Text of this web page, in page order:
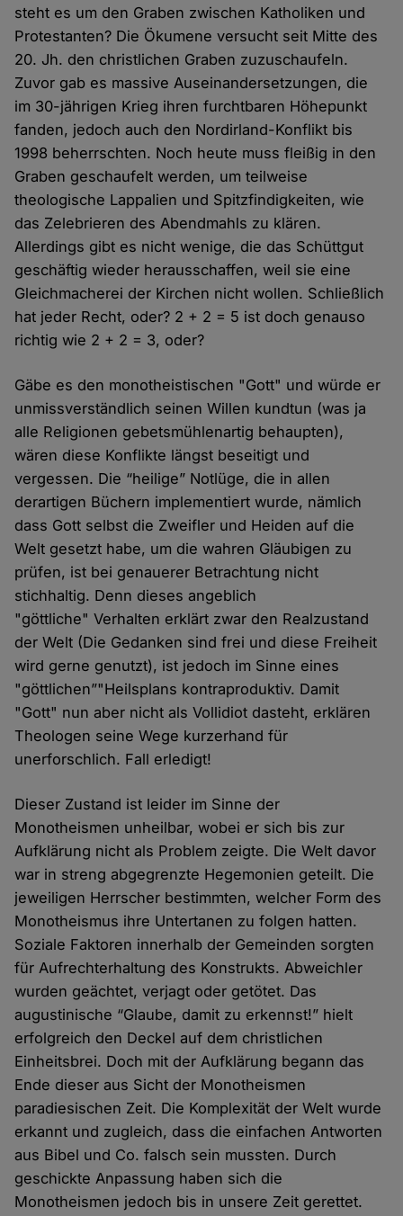
steht es um den Graben zwischen Katholiken und
Protestanten? Die Ökumene versucht seit Mitte des
20. Jh. den christlichen Graben zuzuschaufeln.
Zuvor gab es massive Auseinandersetzungen, die
im 30-jährigen Krieg ihren furchtbaren Höhepunkt
fanden, jedoch auch den Nordirland-Konflikt bis
1998 beherrschten. Noch heute muss fleißig in den
Graben geschaufelt werden, um teilweise
theologische Lappalien und Spitzfindigkeiten, wie
das Zelebrieren des Abendmahls zu klären.
Allerdings gibt es nicht wenige, die das Schüttgut
geschäftig wieder herausschaffen, weil sie eine
Gleichmacherei der Kirchen nicht wollen. Schließlich
hat jeder Recht, oder? 2 + 2 = 5 ist doch genauso
richtig wie 2 + 2 = 3, oder?
Gäbe es den monotheistischen "Gott" und würde er
unmissverständlich seinen Willen kundtun (was ja
alle Religionen gebetsmühlenartig behaupten),
wären diese Konflikte längst beseitigt und
vergessen. Die “heilige” Notlüge, die in allen
derartigen Büchern implementiert wurde, nämlich
dass Gott selbst die Zweifler und Heiden auf die
Welt gesetzt habe, um die wahren Gläubigen zu
prüfen, ist bei genauerer Betrachtung nicht
stichhaltig. Denn dieses angeblich
"göttliche" Verhalten erklärt zwar den Realzustand
der Welt (Die Gedanken sind frei und diese Freiheit
wird gerne genutzt), ist jedoch im Sinne eines
"göttlichen”"Heilsplans kontraproduktiv. Damit
"Gott" nun aber nicht als Vollidiot dasteht, erklären
Theologen seine Wege kurzerhand für
unerforschlich. Fall erledigt!
Dieser Zustand ist leider im Sinne der
Monotheismen unheilbar, wobei er sich bis zur
Aufklärung nicht als Problem zeigte. Die Welt davor
war in streng abgegrenzte Hegemonien geteilt. Die
jeweiligen Herrscher bestimmten, welcher Form des
Monotheismus ihre Untertanen zu folgen hatten.
Soziale Faktoren innerhalb der Gemeinden sorgten
für Aufrechterhaltung des Konstrukts. Abweichler
wurden geächtet, verjagt oder getötet. Das
augustinische “Glaube, damit zu erkennst!” hielt
erfolgreich den Deckel auf dem christlichen
Einheitsbrei. Doch mit der Aufklärung begann das
Ende dieser aus Sicht der Monotheismen
paradiesischen Zeit. Die Komplexität der Welt wurde
erkannt und zugleich, dass die einfachen Antworten
aus Bibel und Co. falsch sein mussten. Durch
geschickte Anpassung haben sich die
Monotheismen jedoch bis in unsere Zeit gerettet.